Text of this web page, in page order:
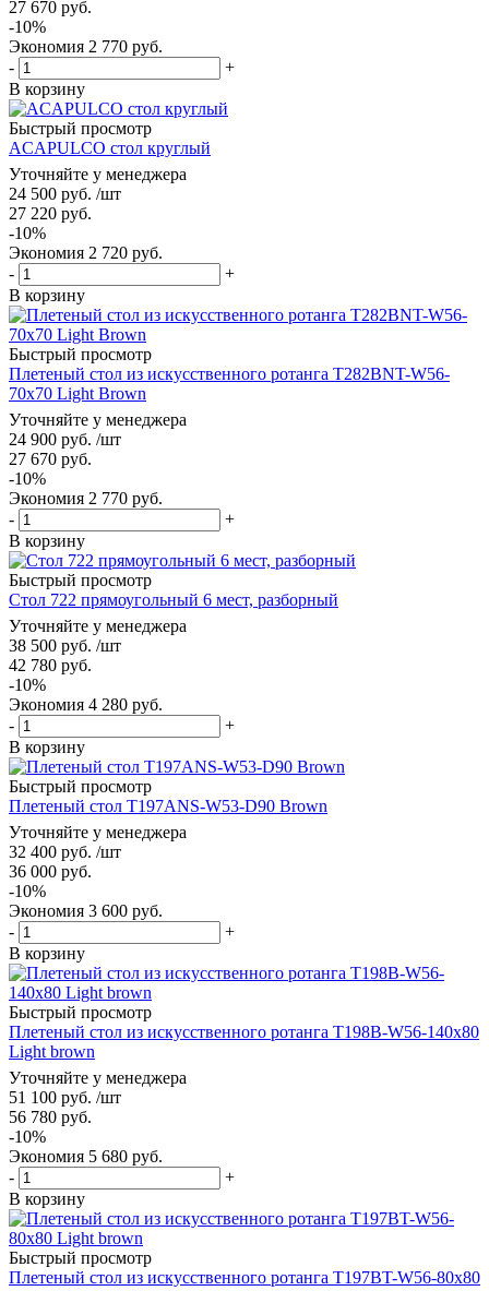
27 670 руб.
-10%
Экономия 2 770 руб.
-
+
В корзину
Быстрый просмотр
ACAPULCO стол круглый
Уточняйте у менеджера
24 500 руб. /шт
27 220 руб.
-10%
Экономия 2 720 руб.
-
+
В корзину
Быстрый просмотр
Плетеный стол из искусственного ротанга T282BNT-W56-
70x70 Light Brown
Уточняйте у менеджера
24 900 руб. /шт
27 670 руб.
-10%
Экономия 2 770 руб.
-
+
В корзину
Быстрый просмотр
Стол 722 прямоугольный 6 мест, разборный
Уточняйте у менеджера
38 500 руб. /шт
42 780 руб.
-10%
Экономия 4 280 руб.
-
+
В корзину
Быстрый просмотр
Плетеный стол T197ANS-W53-D90 Brown
Уточняйте у менеджера
32 400 руб. /шт
36 000 руб.
-10%
Экономия 3 600 руб.
-
+
В корзину
Быстрый просмотр
Плетеный стол из искусственного ротанга T198B-W56-140x80
Light brown
Уточняйте у менеджера
51 100 руб. /шт
56 780 руб.
-10%
Экономия 5 680 руб.
-
+
В корзину
Быстрый просмотр
Плетеный стол из искусственного ротанга T197BT-W56-80x80